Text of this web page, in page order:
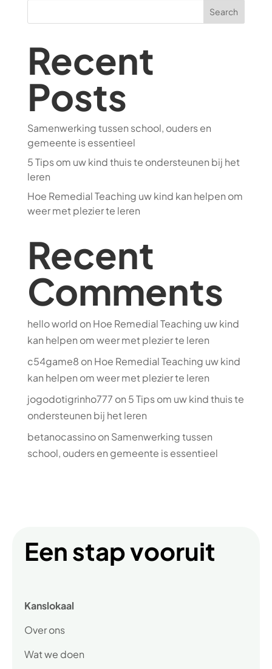
Search
Recent
Posts
Samenwerking tussen school, ouders en
gemeente is essentieel
5 Tips om uw kind thuis te ondersteunen bij het
leren
Hoe Remedial Teaching uw kind kan helpen om
weer met plezier te leren
Recent
Comments
hello world on Hoe Remedial Teaching uw kind
kan helpen om weer met plezier te leren
c54game8 on Hoe Remedial Teaching uw kind
kan helpen om weer met plezier te leren
jogodotigrinho777 on 5 Tips om uw kind thuis te
ondersteunen bij het leren
betanocassinoon Samenwerking tussen
school, ouders en gemeente is essentieel
Een stap vooruit
Kanslokaal
Over ons
Wat we doen